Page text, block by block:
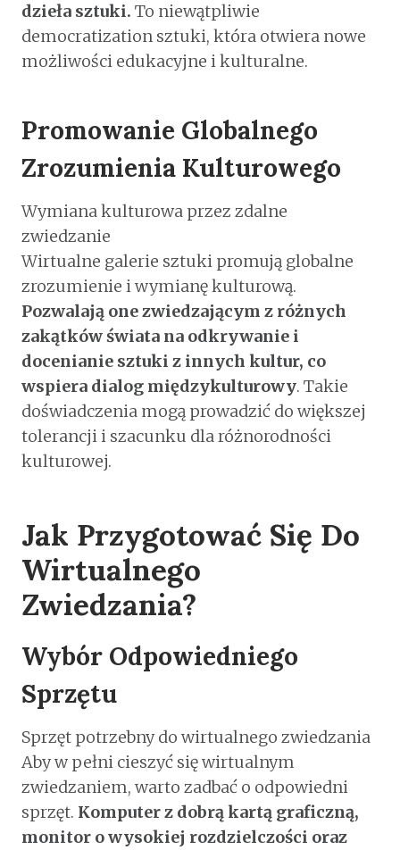
dzieła sztuki. To niewątpliwie
democratization sztuki, która otwiera nowe
możliwości edukacyjne i kulturalne.
Promowanie Globalnego
Zrozumienia Kulturowego
Wymiana kulturowa przez zdalne
zwiedzanie
Wirtualne galerie sztuki promują globalne
zrozumienie i wymianę kulturową.
Pozwalają one zwiedzającym z różnych
zakątków świata na odkrywanie i
docenianie sztuki z innych kultur, co
wspiera dialog międzykulturowy. Takie
doświadczenia mogą prowadzić do większej
tolerancji i szacunku dla różnorodności
kulturowej.
Jak Przygotować Się Do
Wirtualnego
Zwiedzania?
Wybór Odpowiedniego
Sprzętu
Sprzęt potrzebny do wirtualnego zwiedzania
Aby w pełni cieszyć się wirtualnym
zwiedzaniem, warto zadbać o odpowiedni
sprzęt. Komputer z dobrą kartą graficzną,
monitor o wysokiej rozdzielczości oraz